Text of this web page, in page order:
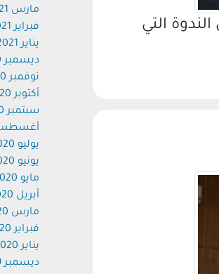
التي
مارس 2021
فبراير 2021
يناير 2021
ديسمبر 2020
نوفمبر 2020
أكتوبر 2020
سبتمبر 2020
أغسطس 2020
يوليو 2020
يونيو 2020
مايو 2020
أبريل 2020
مارس 2020
فبراير 2020
يناير 2020
ديسمبر 2019